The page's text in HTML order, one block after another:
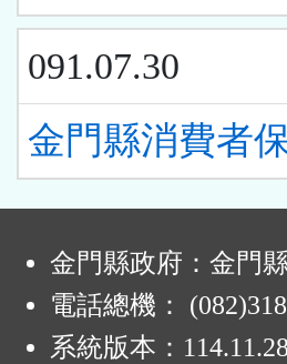
091.07.30
金門縣消費者
金門縣政府：金門
電話總機：
系統版本： 114.11.28